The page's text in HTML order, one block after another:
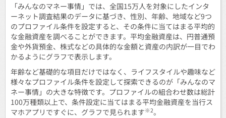
「みんなのマネー事情」では、全国15万人を対象にしたインタ
ーネット調査結果のデータに基づき、性別、年齢、地域など9つ
のプロファイル条件を設定すると、その条件に当てはまる平均的
な金融資産を調べることができます。平均金融資産は、円普通預
金や外貨預金、株式などの具体的な金額と資産の内訳が一目でわ
かるようにグラフで表示します。
年齢など基礎的な項目だけではなく、ライフスタイルや趣味など
様々なプロファイル条件を設定して探索できるのが「みんなのマ
ネー事情」の大きな特徴です。プロファイルの組合わせ数は総計
100万種類以上で、条件設定に当てはまる平均金融資産を当行ス
マホアプリですぐに、グラフで見られます※2。